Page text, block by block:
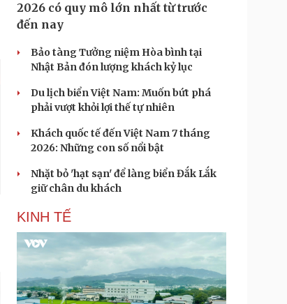
2026 có quy mô lớn nhất từ trước
đến nay
Bảo tàng Tưởng niệm Hòa bình tại
Nhật Bản đón lượng khách kỷ lục
Du lịch biển Việt Nam: Muốn bứt phá
phải vượt khỏi lợi thế tự nhiên
Khách quốc tế đến Việt Nam 7 tháng
2026: Những con số nổi bật
Nhặt bỏ 'hạt sạn' để làng biển Đắk Lắk
giữ chân du khách
KINH TẾ